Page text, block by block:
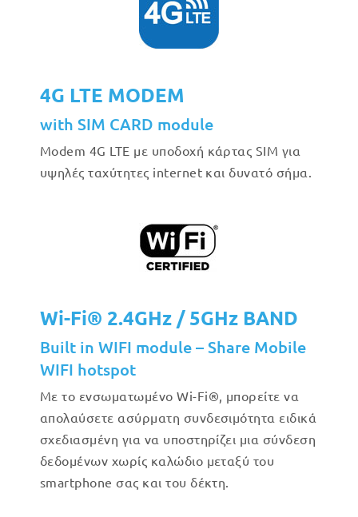
4G LTE MODEM
with SIM CARD module
Modem 4G LTE με υποδοχή κάρτας SIM για
υψηλές ταχύτητες internet και δυνατό σήμα.
Wi-Fi® 2.4GHz / 5GHz BAND
Built in WIFI module – Share Mobile
WIFI hotspot
Με το ενσωματωμένο Wi-Fi®, μπορείτε να
απολαύσετε ασύρματη συνδεσιμότητα ειδικά
σχεδιασμένη για να υποστηρίζει μια σύνδεση
δεδομένων χωρίς καλώδιο μεταξύ του
smartphone σας και του δέκτη.